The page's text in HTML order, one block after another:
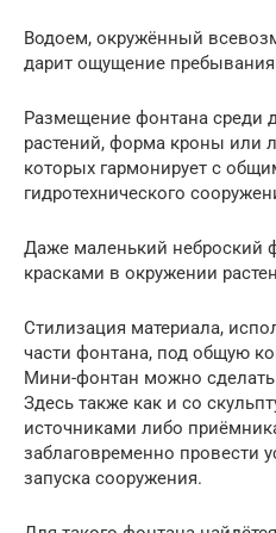
Водоем, окружённый
дарит ощущение
Размещение фонтана среди
растений, форма кроны или
которых гармонирует с
гидротехнического
Даже маленький неброский
красками в окружении
Стилизация материала,
части фонтана, под общую
Мини-фонтан можно
Здесь также как и со
источниками либо
заблаговременно провести
запуска сооружения.